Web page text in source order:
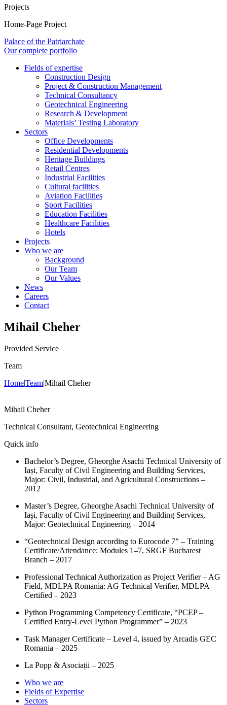
Projects
Home-Page Project
Palace of the Patriarchate
Our complete portfolio
Fields of expertise
Construction Design
Project & Construction Management
Technical Consultancy
Geotechnical Engineering
Research & Development
Materials’ Testing Laboratory
Sectors
Office Developments
Residential Developments
Heritage Buildings
Retail Centres
Industrial Facilities
Cultural facilities
Aviation Facilities
Sport Facilities
Education Facilities
Healthcare Facilities
Hotels
Projects
Who we are
Background
Our Team
Our Values
News
Careers
Contact
Mihail Cheher
Provided Service
Team
Home|Team|Mihail Cheher
Mihail Cheher
Technical Consultant, Geotechnical Engineering
Quick info
Bachelor’s Degree, Gheorghe Asachi Technical University of
Iași, Faculty of Civil Engineering and Building Services,
Major: Civil, Industrial, and Agricultural Constructions –
2012
Master’s Degree, Gheorghe Asachi Technical University of
Iași, Faculty of Civil Engineering and Building Services,
Major: Geotechnical Engineering – 2014
“Geotechnical Design according to Eurocode 7” – Training
Certificate/Attendance: Modules 1–7, SRGF Bucharest
Branch – 2017
Professional Technical Authorization as Project Verifier – AG
Field, MDLPA Romania: AG Technical Verifier, MDLPA
Certified – 2023
Python Programming Competency Certificate, “PCEP –
Certified Entry-Level Python Programmer” – 2023
Task Manager Certificate – Level 4, issued by Arcadis GEC
Romania – 2025
La Popp & Asociații – 2025
Who we are
Fields of Expertise
Sectors